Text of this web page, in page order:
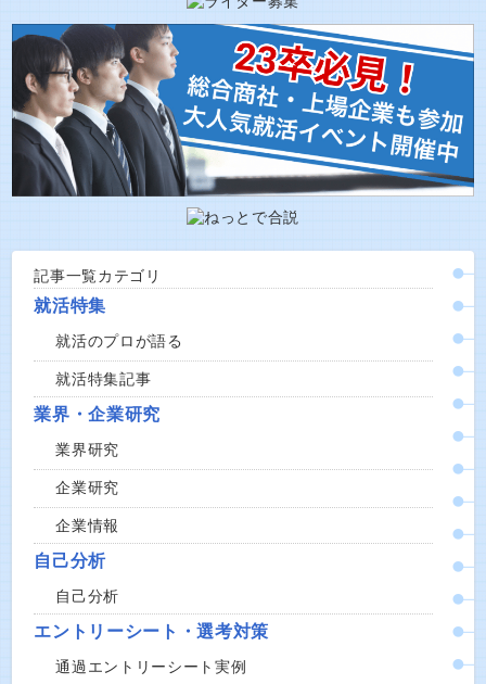
記事一覧カテゴリ
就活特集
就活のプロが語る
就活特集記事
業界・企業研究
業界研究
企業研究
企業情報
自己分析
自己分析
エントリーシート・選考対策
通過エントリーシート実例